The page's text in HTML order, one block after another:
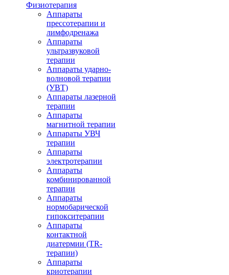
Физиотерапия
Аппараты
прессотерапии и
лимфодренажа
Аппараты
ультразвуковой
терапии
Аппараты ударно-
волновой терапии
(УВТ)
Аппараты лазерной
терапии
Аппараты
магнитной терапии
Аппараты УВЧ
терапии
Аппараты
электротерапии
Аппараты
комбинированной
терапии
Аппараты
нормобарической
гипокситерапии
Аппараты
контактной
диатермии (TR-
терапии)
Аппараты
криотерапии